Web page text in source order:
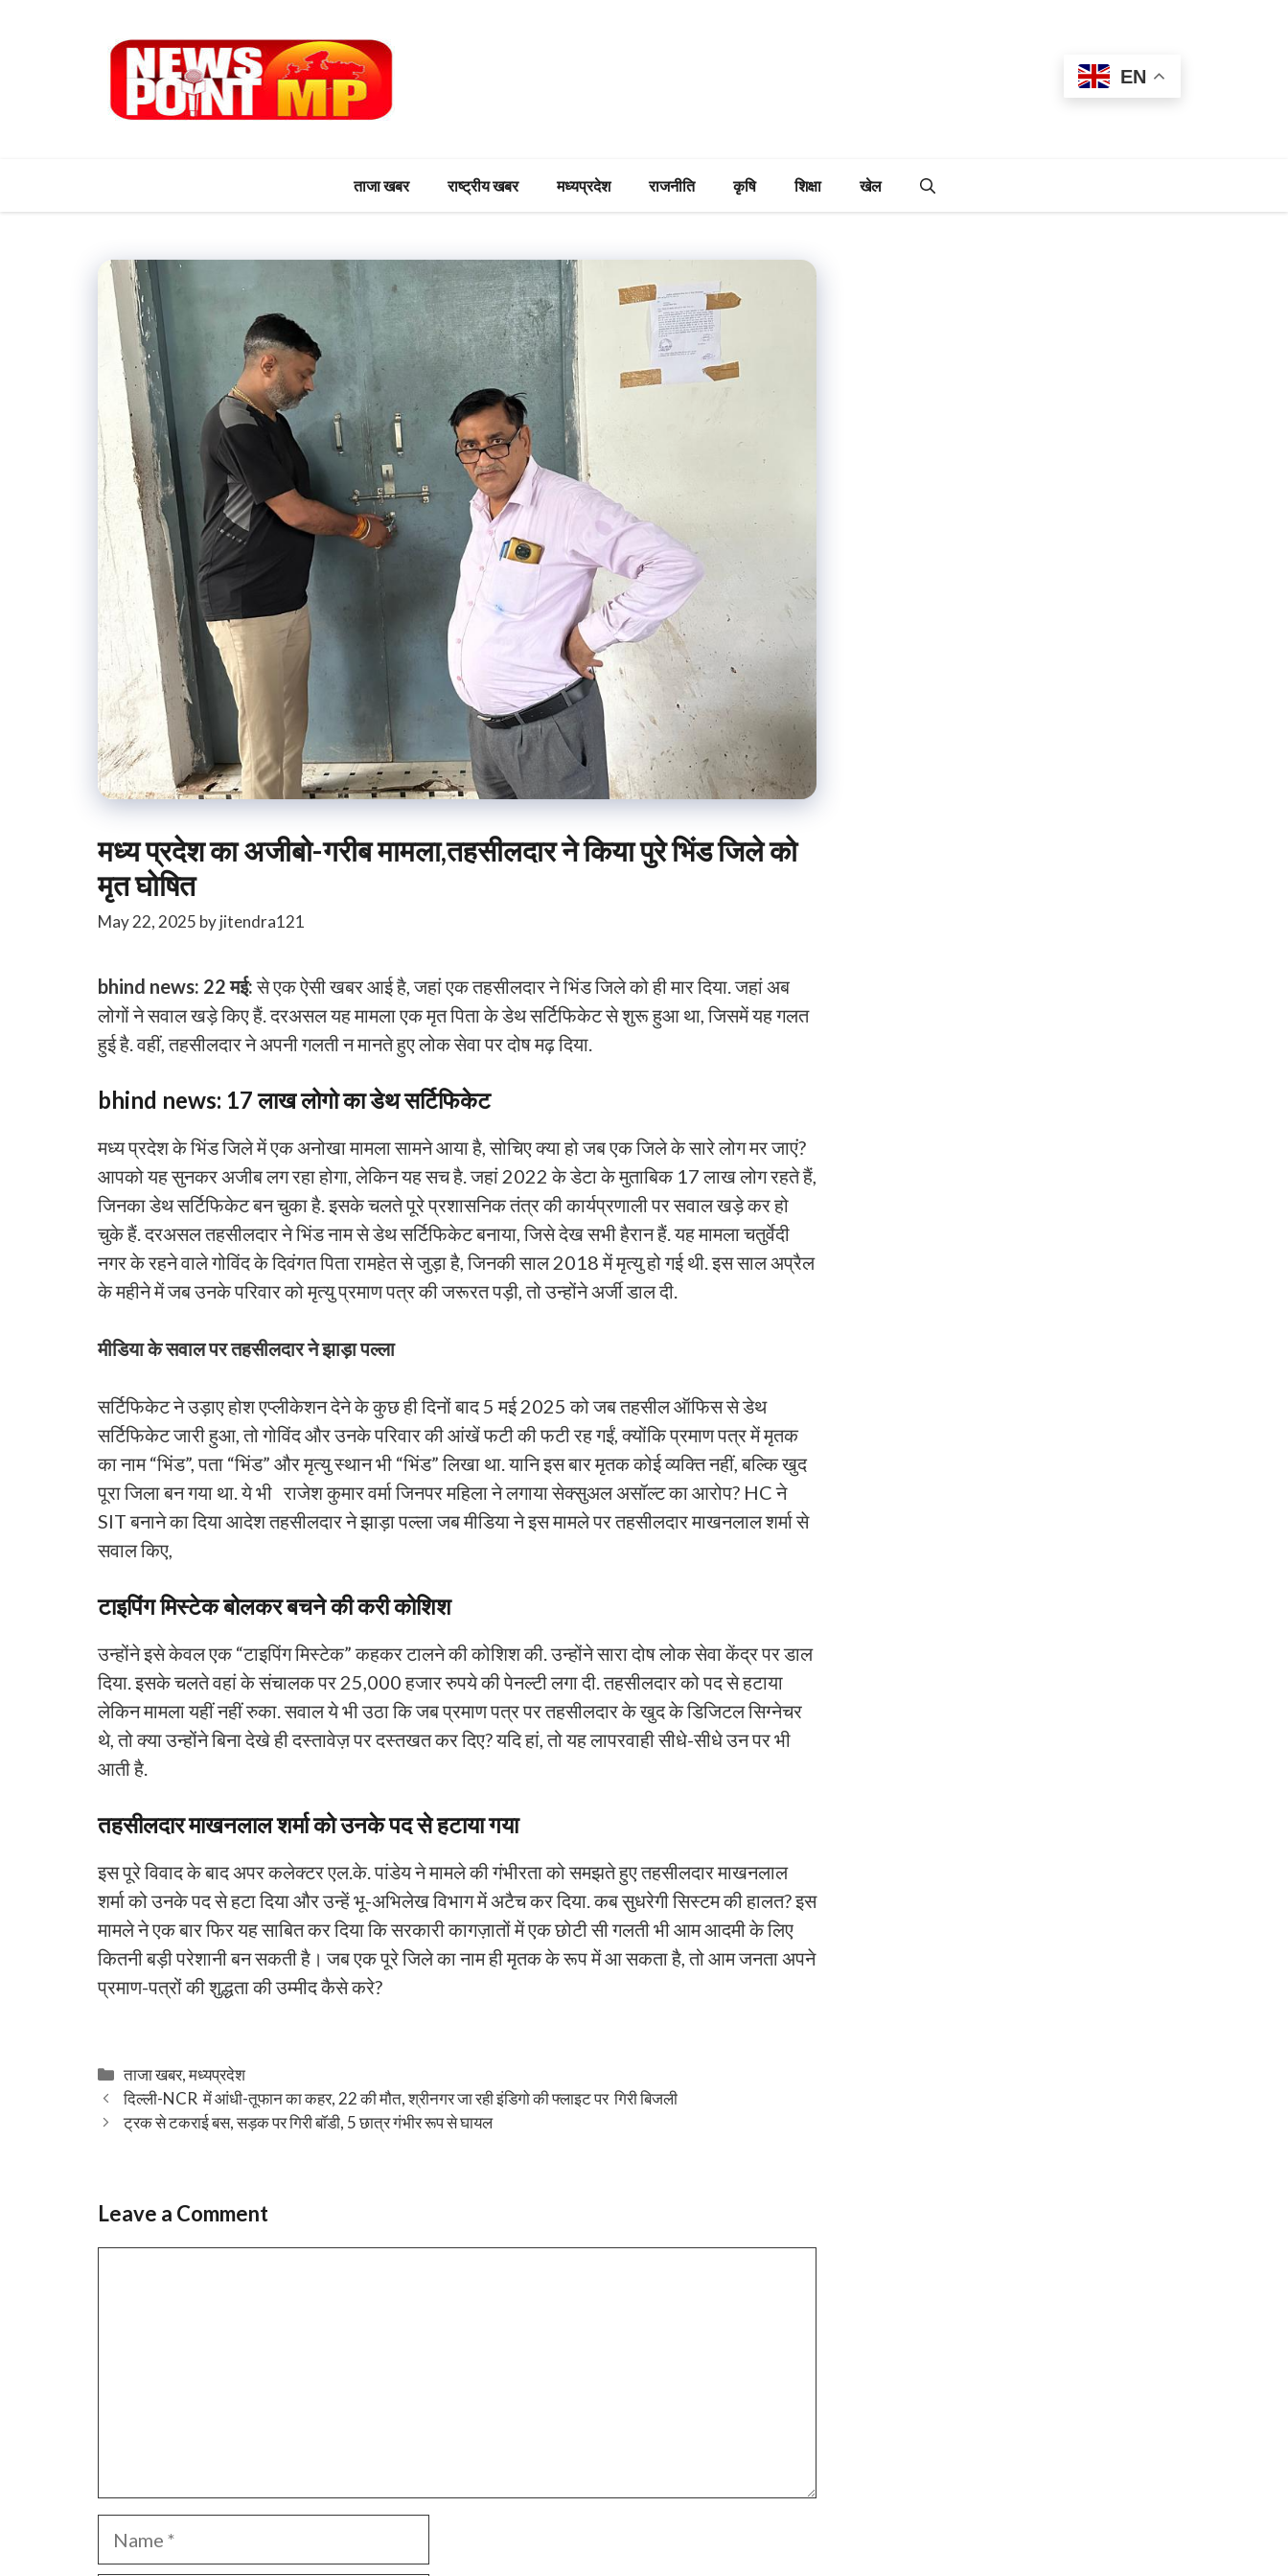
EN
ताजा खबर राष्ट्रीय खबर मध्यप्रदेश राजनीति कृषि शिक्षा खेल
मध्य प्रदेश का अजीबो-गरीब मामला,तहसीलदार ने किया पुरे भिंड जिले को
मृत घोषित
May 22, 2025 byjitendra121
bhind news: 22 मई:से एक ऐसी खबर आई है, जहां एक तहसीलदार ने भिंड जिले को ही मार दिया. जहां अब
लोगों ने सवाल खड़े किए हैं. दरअसल यह मामला एक मृत पिता के डेथ सर्टिफिकेट से शुरू हुआ था, जिसमें यह गलत
हुई है. वहीं, तहसीलदार ने अपनी गलती न मानते हुए लोक सेवा पर दोष मढ़ दिया.
bhind news: 17 लाख लोगो का डेथ सर्टिफिकेट
मध्य प्रदेश के भिंड जिले में एक अनोखा मामला सामने आया है, सोचिए क्या हो जब एक जिले के सारे लोग मर जाएं?
आपको यह सुनकर अजीब लग रहा होगा, लेकिन यह सच है. जहां 2022 के डेटा के मुताबिक 17 लाख लोग रहते हैं,
जिनका डेथ सर्टिफिकेट बन चुका है. इसके चलते पूरे प्रशासनिक तंत्र की कार्यप्रणाली पर सवाल खड़े कर हो
चुके हैं. दरअसल तहसीलदार ने भिंड नाम से डेथ सर्टिफिकेट बनाया, जिसे देख सभी हैरान हैं. यह मामला चतुर्वेदी
नगर के रहने वाले गोविंद के दिवंगत पिता रामहेत से जुड़ा है, जिनकी साल 2018 में मृत्यु हो गई थी. इस साल अप्रैल
के महीने में जब उनके परिवार को मृत्यु प्रमाण पत्र की जरूरत पड़ी, तो उन्होंने अर्जी डाल दी.
मीडिया के सवाल पर तहसीलदार ने झाड़ा पल्ला
सर्टिफिकेट ने उड़ाए होश एप्लीकेशन देने के कुछ ही दिनों बाद 5 मई 2025 को जब तहसील ऑफिस से डेथ
सर्टिफिकेट जारी हुआ, तो गोविंद और उनके परिवार की आंखें फटी की फटी रह गईं, क्योंकि प्रमाण पत्र में मृतक
का नाम “भिंड”, पता “भिंड” और मृत्यु स्थान भी “भिंड” लिखा था. यानि इस बार मृतक कोई व्यक्ति नहीं, बल्कि खुद
पूरा जिला बन गया था. ये भी राजेश कुमार वर्मा जिनपर महिला ने लगाया सेक्सुअल असॉल्ट का आरोप? HC ने
SIT बनाने का दिया आदेश तहसीलदार ने झाड़ा पल्ला जब मीडिया ने इस मामले पर तहसीलदार माखनलाल शर्मा से
सवाल किए,
टाइपिंग मिस्टेक बोलकर बचने की करी कोशिश
उन्होंने इसे केवल एक “टाइपिंग मिस्टेक” कहकर टालने की कोशिश की. उन्होंने सारा दोष लोक सेवा केंद्र पर डाल
दिया. इसके चलते वहां के संचालक पर 25,000 हजार रुपये की पेनल्टी लगा दी. तहसीलदार को पद से हटाया
लेकिन मामला यहीं नहीं रुका. सवाल ये भी उठा कि जब प्रमाण पत्र पर तहसीलदार के खुद के डिजिटल सिग्नेचर
थे, तो क्या उन्होंने बिना देखे ही दस्तावेज़ पर दस्तखत कर दिए? यदि हां, तो यह लापरवाही सीधे-सीधे उन पर भी
आती है.
तहसीलदार माखनलाल शर्मा को उनके पद से हटाया गया
इस पूरे विवाद के बाद अपर कलेक्टर एल.के. पांडेय ने मामले की गंभीरता को समझते हुए तहसीलदार माखनलाल
शर्मा को उनके पद से हटा दिया और उन्हें भू-अभिलेख विभाग में अटैच कर दिया. कब सुधरेगी सिस्टम की हालत? इस
मामले ने एक बार फिर यह साबित कर दिया कि सरकारी कागज़ातों में एक छोटी सी गलती भी आम आदमी के लिए
कितनी बड़ी परेशानी बन सकती है। जब एक पूरे जिले का नाम ही मृतक के रूप में आ सकता है, तो आम जनता अपने
प्रमाण-पत्रों की शुद्धता की उम्मीद कैसे करे?
Categories
ताजा खबर,मध्यप्रदेश
दिल्ली-NCR में आंधी-तूफान का कहर, 22 की मौत, श्रीनगर जा रही इंडिगो की फ्लाइट पर गिरी बिजली
ट्रक से टकराई बस, सड़क पर गिरी बॉडी, 5 छात्र गंभीर रूप से घायल
Leave a Comment
Name